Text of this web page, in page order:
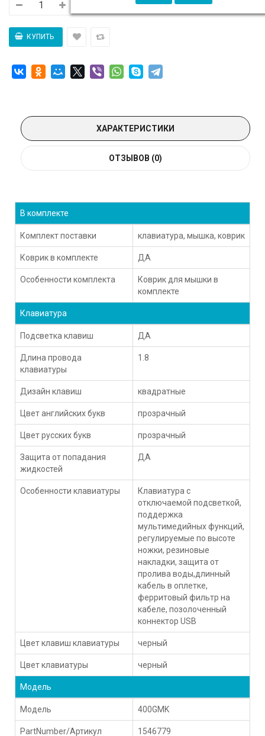
ХАРАКТЕРИСТИКИ
ОТЗЫВОВ (0)
В комплекте
Комплект поставки клавиатура, мышка, коврик
Коврик в комплекте ДА
Особенности комплекта
Коврик для мышки в
комплекте
Клавиатура
Подсветка клавиш ДА
Длина провода
клавиатуры
1.8
Дизайн клавиш квадратные
Цвет английских букв прозрачный
Цвет русских букв прозрачный
Защита от попадания
жидкостей
ДА
Особенности клавиатуры
Клавиатура с
отключаемой подсветкой,
поддержка
мультимедийных функций,
регулируемые по высоте
ножки, резиновые
накладки, защита от
пролива воды,длинный
кабель в оплетке,
ферритовый фильтр на
кабеле, позолоченный
коннектор USB
Цвет клавиш клавиатуры черный
Цвет клавиатуры черный
Модель
Модель 400GMK
PartNumber/Артикул 1546779